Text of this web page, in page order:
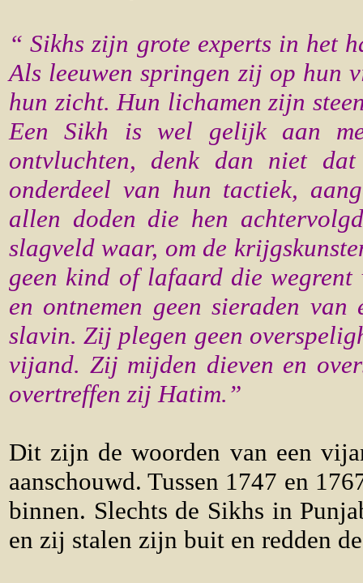
“ Sikhs zijn grote experts in het
Als leeuwen springen zij op hun
hun zicht. Hun lichamen zijn
Een Sikh is wel gelijk aan
ontvluchten, denk dan niet
onderdeel van hun tactiek,
allen doden die hen
slagveld waar, om de
geen kind of lafaard die
en ontnemen geen sieraden
slavin. Zij plegen geen
vijand. Zij mijden dieven en
overtreffen zij Hatim.”
Dit zijn de woorden van een
aanschouwd. Tussen 1747 en
binnen. Slechts de Sikhs in
en zij stalen zijn buit en redden